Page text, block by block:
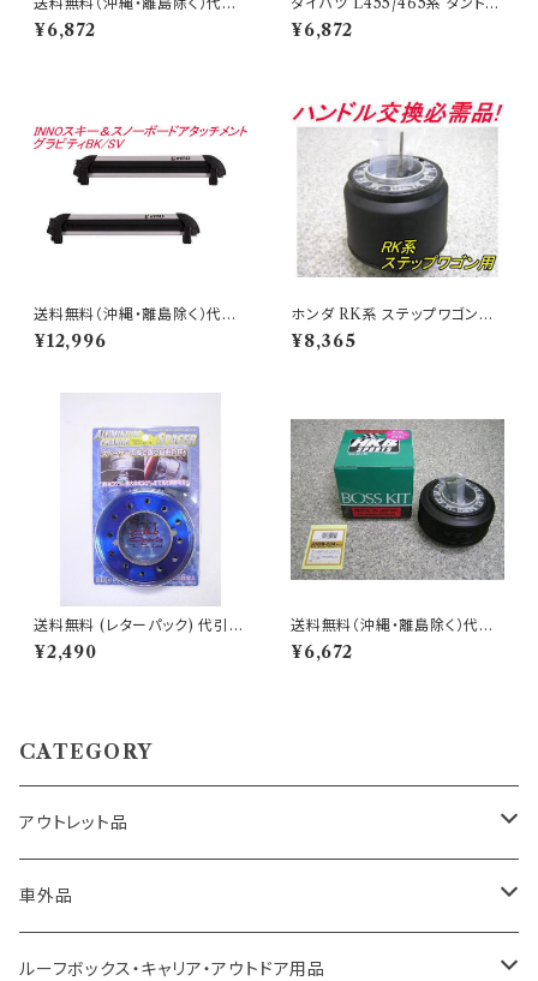
不可 アウトレット品 ダイハツ車
用ステアリングボス 【OD-274】
¥6,872
グゼ用ボス OD-274 アウトレッ
ト品 送料無料(沖縄・離島除く)
¥6,872
送料無料（沖縄・離島除く）代引
不可 INNOスキー＆スノーボー
ドアタッチメント グラビティBK/
¥12,996
ホンダ RK系 ステップワゴン用
ボス OH-281 アウトレット品
送料無料(沖縄・離島除く)代引
¥8,365
送料無料 (レターパック) 代引不
可 アルミナムチェンジスペーサ
ー オールブルー ボススペーサ
¥2,490
送料無料（沖縄・離島除く）代引
不可 アウトレット品 ダイハツ車
用ステアリングボス 【OD-234】
¥6,672
CATEGORY
アウトレット品
トヨタ車用 ボス
ニッサン車用 ボス
車外品
LED、HID、ハロゲン、ポジション
ルーフボックス・キャリア・アウトドア用品